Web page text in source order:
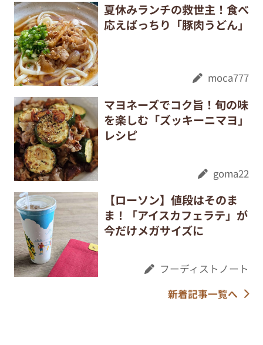
夏休みランチの救世主！食べ
応えばっちり「豚肉うどん」
moca777
マヨネーズでコク旨！旬の味
を楽しむ「ズッキーニマヨ」
レシピ
goma22
【ローソン】値段はそのま
ま！「アイスカフェラテ」が
今だけメガサイズに
フーディストノート
新着記事一覧へ